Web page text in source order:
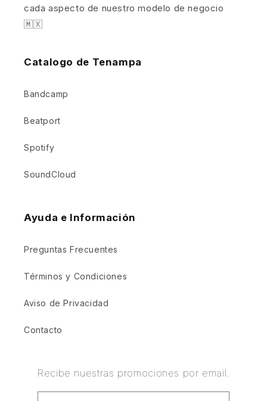
cada aspecto de nuestro modelo de negocio
🇲🇽
Catalogo de Tenampa
Bandcamp
Beatport
Spotify
SoundCloud
Ayuda e Información
Preguntas Frecuentes
Términos y Condiciones
Aviso de Privacidad
Contacto
Recibe nuestras promociones por email.